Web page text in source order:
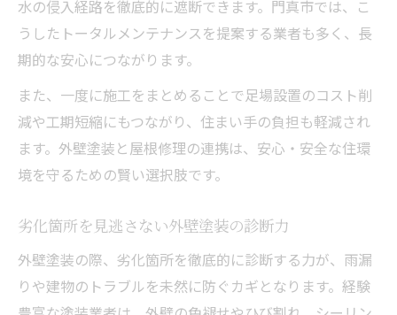
水の侵入経路を徹底的に遮断できます。門真市では、こ
うしたトータルメンテナンスを提案する業者も多く、長
期的な安心につながります。
また、一度に施工をまとめることで足場設置のコスト削
減や工期短縮にもつながり、住まい手の負担も軽減され
ます。外壁塗装と屋根修理の連携は、安心・安全な住環
境を守るための賢い選択肢です。
劣化箇所を見逃さない外壁塗装の診断力
外壁塗装の際、劣化箇所を徹底的に診断する力が、雨漏
りや建物のトラブルを未然に防ぐカギとなります。経験